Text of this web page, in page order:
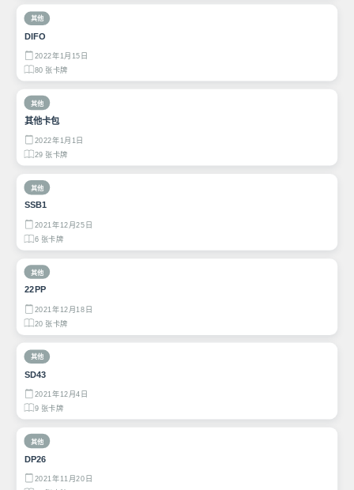
其他
DIFO
2022年1月15日
80 张卡牌
其他
其他卡包
2022年1月1日
29 张卡牌
其他
SSB1
2021年12月25日
6 张卡牌
其他
22PP
2021年12月18日
20 张卡牌
其他
SD43
2021年12月4日
9 张卡牌
其他
DP26
2021年11月20日